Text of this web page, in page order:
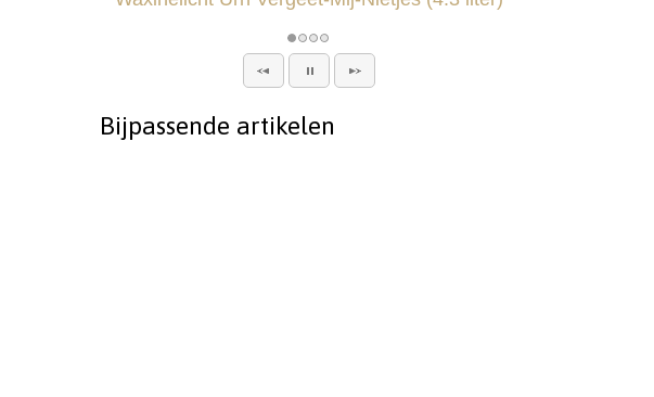
Bijpassende artikelen